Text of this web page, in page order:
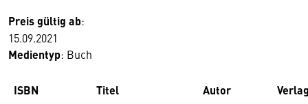
Preis gültig ab:
15.09.2021
Medientyp: Buch
ISBN Titel Autor